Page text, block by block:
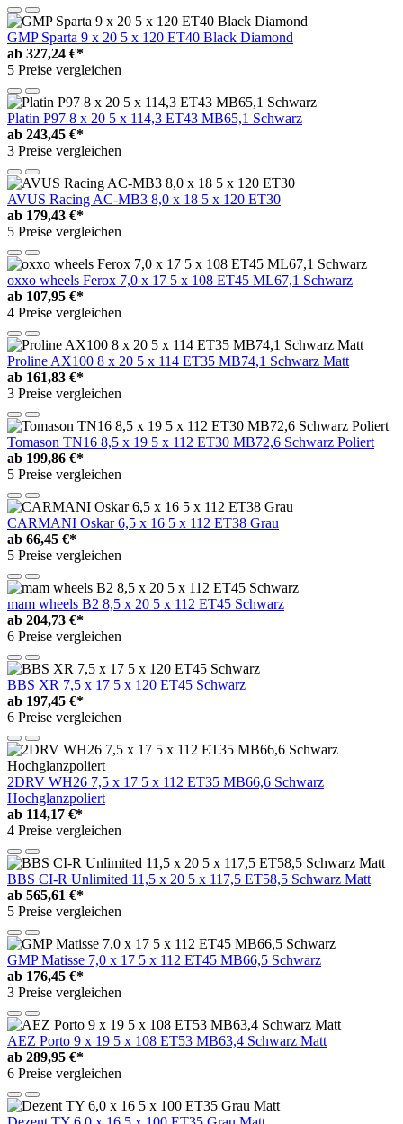
GMP Sparta 9 x 20 5 x 120 ET40 Black Diamond
ab 327,24 €*
5 Preise vergleichen
Platin P97 8 x 20 5 x 114,3 ET43 MB65,1 Schwarz
ab 243,45 €*
3 Preise vergleichen
AVUS Racing AC-MB3 8,0 x 18 5 x 120 ET30
ab 179,43 €*
5 Preise vergleichen
oxxo wheels Ferox 7,0 x 17 5 x 108 ET45 ML67,1 Schwarz
ab 107,95 €*
4 Preise vergleichen
Proline AX100 8 x 20 5 x 114 ET35 MB74,1 Schwarz Matt
ab 161,83 €*
3 Preise vergleichen
Tomason TN16 8,5 x 19 5 x 112 ET30 MB72,6 Schwarz Poliert
ab 199,86 €*
5 Preise vergleichen
CARMANI Oskar 6,5 x 16 5 x 112 ET38 Grau
ab 66,45 €*
5 Preise vergleichen
mam wheels B2 8,5 x 20 5 x 112 ET45 Schwarz
ab 204,73 €*
6 Preise vergleichen
BBS XR 7,5 x 17 5 x 120 ET45 Schwarz
ab 197,45 €*
6 Preise vergleichen
2DRV WH26 7,5 x 17 5 x 112 ET35 MB66,6 Schwarz
Hochglanzpoliert
ab 114,17 €*
4 Preise vergleichen
BBS CI-R Unlimited 11,5 x 20 5 x 117,5 ET58,5 Schwarz Matt
ab 565,61 €*
5 Preise vergleichen
GMP Matisse 7,0 x 17 5 x 112 ET45 MB66,5 Schwarz
ab 176,45 €*
3 Preise vergleichen
AEZ Porto 9 x 19 5 x 108 ET53 MB63,4 Schwarz Matt
ab 289,95 €*
6 Preise vergleichen